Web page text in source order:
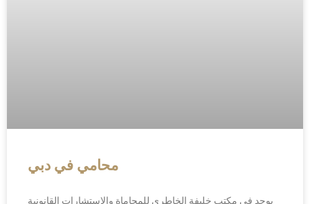
محامي في دبي
يوجد في مكتب خليفة الخاطري للمحاماة والاستشارات القانونية